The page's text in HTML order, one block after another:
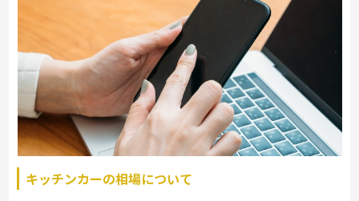
キッチンカーの相場について